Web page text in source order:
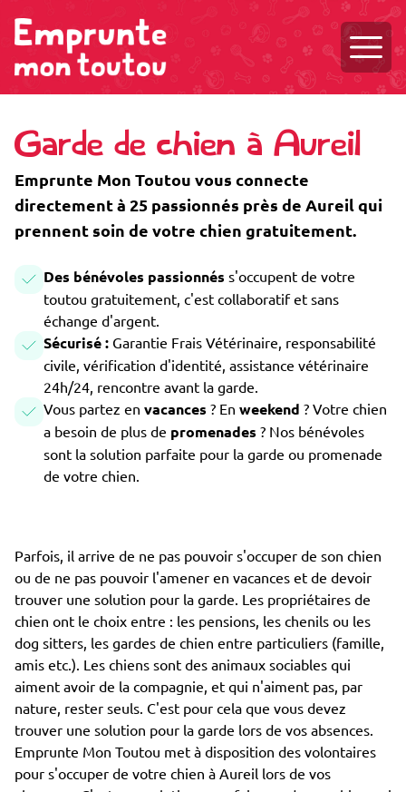
Garde de chien à Aureil
Emprunte Mon Toutou vous connecte
directement à 25 passionnés près de Aureil qui
prennent soin de votre chien gratuitement.
Des bénévoles passionnés s'occupent de votre
toutou gratuitement, c'est collaboratif et sans
échange d'argent.
Sécurisé : Garantie Frais Vétérinaire, responsabilité
civile, vérification d'identité, assistance vétérinaire
24h/24, rencontre avant la garde.
Vous partez en vacances ? En weekend ? Votre chien
a besoin de plus de promenades ? Nos bénévoles
sont la solution parfaite pour la garde ou promenade
de votre chien.
Parfois, il arrive de ne pas pouvoir s'occuper de son chien
ou de ne pas pouvoir l'amener en vacances et de devoir
trouver une solution pour la garde. Les propriétaires de
chien ont le choix entre : les pensions, les chenils ou les
dog sitters, les gardes de chien entre particuliers (famille,
amis etc.). Les chiens sont des animaux sociables qui
aiment avoir de la compagnie, et qui n'aiment pas, par
nature, rester seuls. C'est pour cela que vous devez
trouver une solution pour la garde lors de vos absences.
Emprunte Mon Toutou met à disposition des volontaires
pour s'occuper de votre chien à Aureil lors de vos